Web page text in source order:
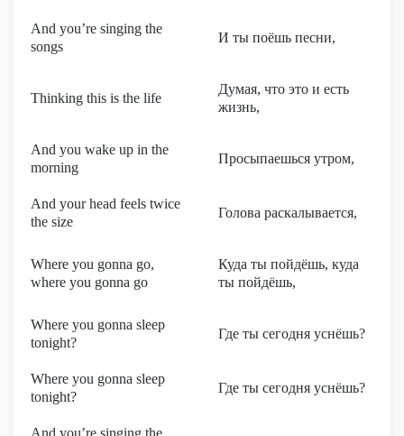
And you’re singing the
songs
И ты поёшь песни,
Thinking this is the life
Думая, что это и есть
жизнь,
And you wake up in the
morning
Просыпаешься утром,
And your head feels twice
the size
Голова раскалывается,
Where you gonna go,
where you gonna go
Куда ты пойдёшь, куда
ты пойдёшь,
Where you gonna sleep
tonight?
Где ты сегодня уснёшь?
Where you gonna sleep
tonight?
Где ты сегодня уснёшь?
And you’re singing the